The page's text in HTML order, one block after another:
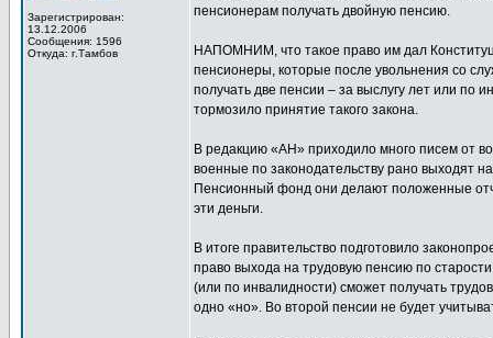
Зарегистрирован:
13.12.2006
Сообщения: 1596
Откуда: г.Тамбов
пенсионерам получать двойную пенсию.
НАПОМНИМ, что такое право им дал
пенсионеры, которые после увольнения со
получать две пенсии – за выслугу лет или по
тормозило принятие такого закона.
В редакцию «АН» приходило много писем от
военные по законодательству рано выходят
Пенсионный фонд они делают положенные
эти деньги.
В итоге правительство подготовило
право выхода на трудовую пенсию по
(или по инвалидности) сможет получать
одно «но». Во второй пенсии не будет